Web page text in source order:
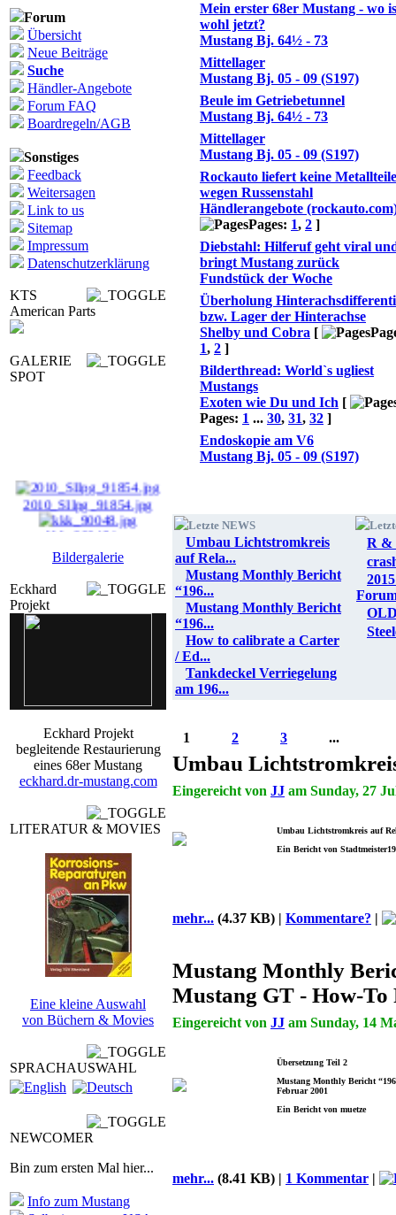
Forum
Übersicht
Neue Beiträge
Suche
Händler-Angebote
Forum FAQ
Boardregeln/AGB
Sonstiges
Feedback
Weitersagen
Link to us
Sitemap
Impressum
Datenschutzerklärung
KTS
American Parts
GALERIE
SPOT
2010_SIIpg_91854.jpg
kkk_90048.jpg
hotr_hi12_0040.jpg
jj79_04.JPG
Bildergalerie
Eckhard
Projekt
Eckhard Projekt
begleitende Restaurierung
eines 68er Mustang
eckhard.dr-mustang.com
LITERATUR & MOVIES
Eine kleine Auswahl
von Büchern & Movies
SPRACHAUSWAHL
NEWCOMER
Bin zum ersten Mal hier...
Info zum Mustang
Mein erster 68er Mustang - wo
wohl jetzt?
Mustang Bj. 64½ - 73
Mittellager
Mustang Bj. 05 - 09 (S197)
Beule im Getriebetunnel
Mustang Bj. 64½ - 73
Mittellager
Mustang Bj. 05 - 09 (S197)
Rockauto liefert keine Metallteile
wegen Russenstahl
Händlerangebote
Pages: 1, 2 ]
Diebstahl: Hilferuf geht viral
bringt Mustang zurück
Fundstück der Woche
Überholung
bzw. Lager der Hinterachse
Shelby und Cobra [
1, 2 ]
Bilderthread: World`s ugliest
Mustangs
Exoten wie Du und Ich [
Pages: 1 ... 30, 31, 32 ]
Endoskopie am V6
Mustang Bj. 05 - 09 (S197)
Letzte NEWS
Umbau Lichtstromkreis
auf Rela...
Mustang Monthly Bericht
“196...
Mustang Monthly Bericht
“196...
How to calibrate a Carter
/ Ed...
Tankdeckel Verriegelung
am 196...
R &
1 2 3 ...
Umbau
Eingereicht von JJ am Sunday, 27
Umbau Lichtstromkreis auf
Ein Bericht von
mehr... (4.37 KB) | Kommentare? |
Mustang Monthly
Mustang GT - How-
Eingereicht von JJ am Sunday, 14
Übersetzung Teil 2
Mustang Monthly Bericht
Februar 2001
Ein Bericht von muetze
mehr... (8.41 KB) | 1 Kommentar |